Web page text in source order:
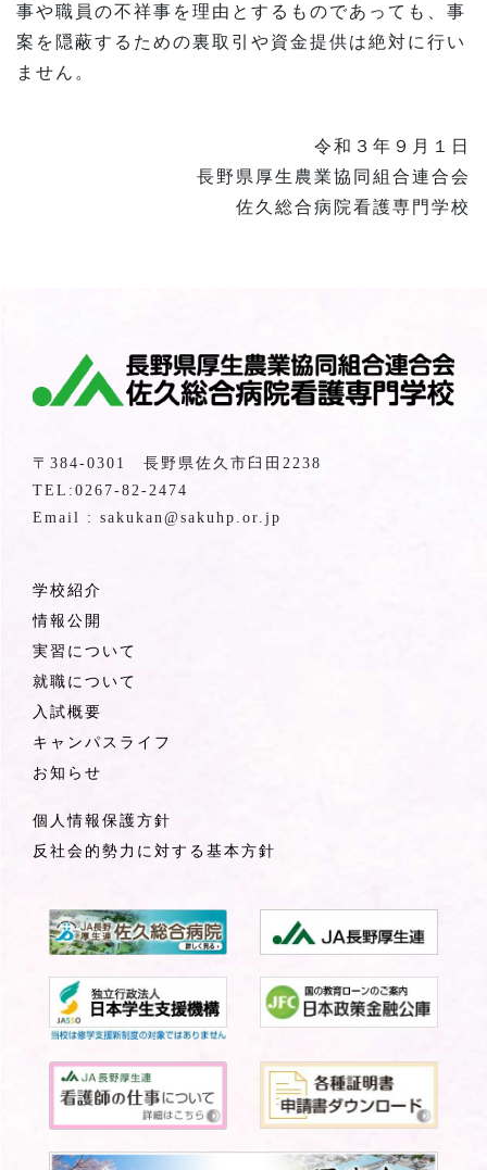
事や職員の不祥事を理由とするものであっても、事
案を隠蔽するための裏取引や資金提供は絶対に行い
ません。
令和３年９月１日
長野県厚生農業協同組合連合会
佐久総合病院看護専門学校
〒384-0301 長野県佐久市臼田2238
TEL:0267-82-2474
Email : sakukan@sakuhp.or.jp
学校紹介
情報公開
実習について
就職について
入試概要
キャンパスライフ
お知らせ
個人情報保護方針
反社会的勢力に対する基本方針